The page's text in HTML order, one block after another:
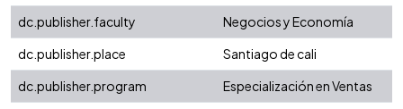
dc.publisher.faculty
Negocios y Economía
dc.publisher.place
Santiago de cali
dc.publisher.program
Especialización en Ventas